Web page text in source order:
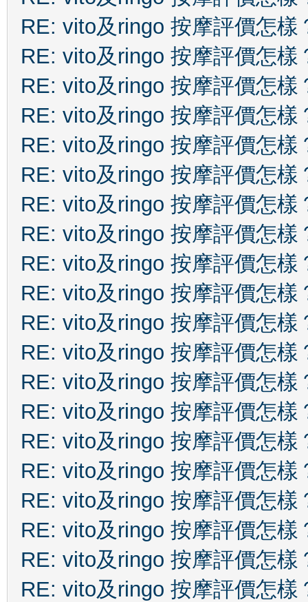
RE: vito及ringo 按摩評價怎樣
RE: vito及ringo 按摩評價怎樣
RE: vito及ringo 按摩評價怎樣
RE: vito及ringo 按摩評價怎樣
RE: vito及ringo 按摩評價怎樣
RE: vito及ringo 按摩評價怎樣
RE: vito及ringo 按摩評價怎樣
RE: vito及ringo 按摩評價怎樣
RE: vito及ringo 按摩評價怎樣
RE: vito及ringo 按摩評價怎樣
RE: vito及ringo 按摩評價怎樣
RE: vito及ringo 按摩評價怎樣
RE: vito及ringo 按摩評價怎樣
RE: vito及ringo 按摩評價怎樣
RE: vito及ringo 按摩評價怎樣
RE: vito及ringo 按摩評價怎樣
RE: vito及ringo 按摩評價怎樣
RE: vito及ringo 按摩評價怎樣
RE: vito及ringo 按摩評價怎樣
RE: vito及ringo 按摩評價怎樣